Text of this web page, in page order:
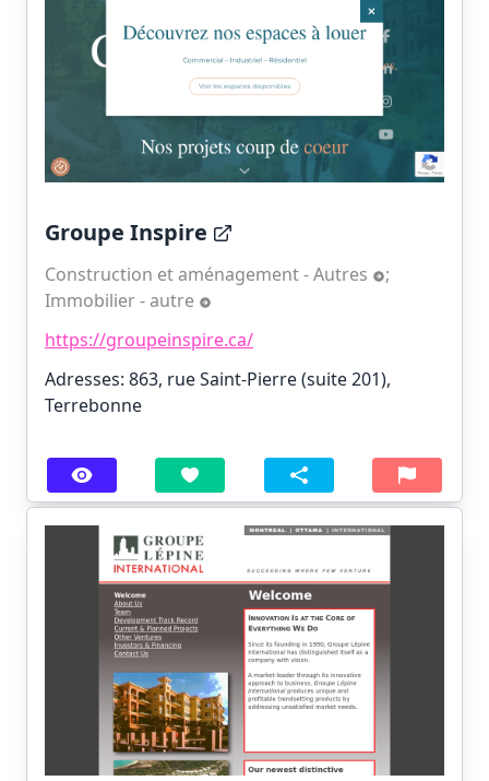
Groupe Inspire
Construction et aménagement - Autres
;
Immobilier - autre
https://groupeinspire.ca/
Adresses: 863, rue Saint-Pierre (suite 201),
Terrebonne